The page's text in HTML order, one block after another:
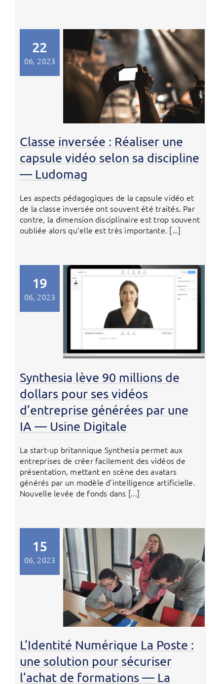
22
06, 2023
Classe inversée : Réaliser une
capsule vidéo selon sa discipline
— Ludomag
Les aspects pédagogiques de la capsule vidéo et
de la classe inversée ont souvent été traités. Par
contre, la dimension disciplinaire est trop souvent
oubliée alors qu’elle est très importante. [...]
19
06, 2023
Synthesia lève 90 millions de
dollars pour ses vidéos
d’entreprise générées par une
IA — Usine Digitale
La start-up britannique Synthesia permet aux
entreprises de créer facilement des vidéos de
présentation, mettant en scène des avatars
générés par un modèle d’intelligence artificielle.
Nouvelle levée de fonds dans [...]
15
06, 2023
L’Identité Numérique La Poste :
une solution pour sécuriser
l’achat de formations — La